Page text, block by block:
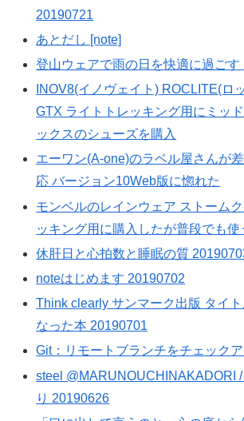
20190721
あとだし [note]
登山ウェアで雨の日を快適に過ごす
INOV8(イノヴェイト) ROCLITE(ロ
GTX ライトトレッキング用にミッ
ックスのシューズを購入
エーワン(A-one)のラベル屋さんが
応 バージョン10Web版に惚れた
モンベルのレインウェア ストーム
ッキング用に購入したが普段でも使
休肝日と心拍数と睡眠の質
noteはじめます 20190702
Think clearly サンマーク出版 タイ
なった本 20190701
Git：リモートブランチをチェック
steel @MARUNOUCHINAKADORI
り 20190626